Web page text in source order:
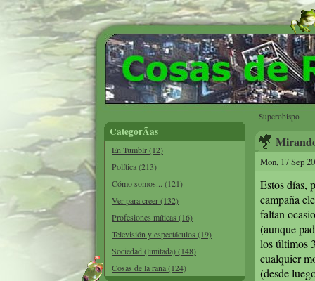
Superobispo
CategorÃ­as
En Tumblr (12)
Política (213)
Cómo somos... (121)
Ver para creer (132)
Profesiones míticas (16)
Televisión y espectáculos (19)
Sociedad (limitada) (148)
Cosas de la rana (124)
Mon, 17 Sep
Estos días,
campaña
faltan
(aunque
los últimos
cualquier
(desde